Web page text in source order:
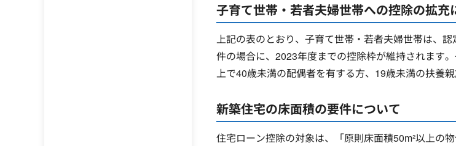
子育て世帯・若者夫婦世帯への控除の拡充
上記の表のとおり、子育て世帯・若者夫婦世帯は、
件の場合に、2023年度までの控除枠が維持されます
上で40歳未満の配偶者を有する方、19歳未満の扶養
新築住宅の床面積の要件について
住宅ローン控除の対象は、「原則床面積50m²以上の